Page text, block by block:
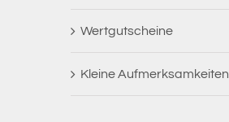
Wertgutscheine
Kleine Aufmerksamkeiten